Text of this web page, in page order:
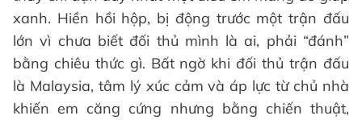
xanh. Hiền hồi hộp, bị động trước một trận đấu
lớn vì chưa biết đối thủ mình là ai, phải “đánh”
bằng chiêu thức gì. Bất ngờ khi đối thủ trận đấu
là Malaysia, tâm lý xúc cảm và áp lực từ chủ nhà
khiến em căng cứng nhưng bằng chiến thuật,